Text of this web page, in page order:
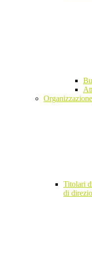
Organizzazione
Titolari
di